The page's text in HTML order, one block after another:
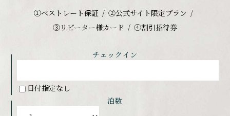
①ベストレート保証
②公式サイト限定プラン
③リピーター様カード
④割引招待券
チェックイン
日付指定なし
泊数